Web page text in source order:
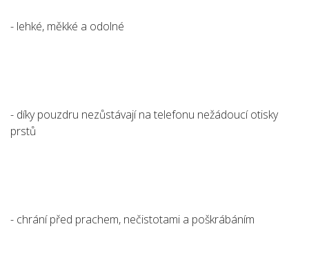
- lehké, měkké a odolné
- díky pouzdru nezůstávají na telefonu nežádoucí otisky
prstů
- chrání před prachem, nečistotami a poškrábáním